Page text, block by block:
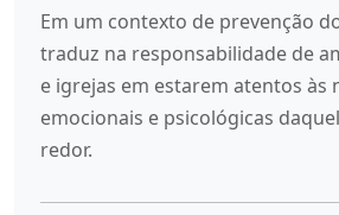
Em um contexto de prevenção
traduz na responsabilidade de
e igrejas em estarem atentos às
emocionais e psicológicas
redor.